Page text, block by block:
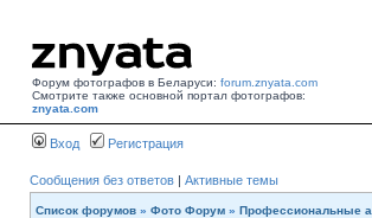
Форум фотографов в Беларуси: forum.znyata.com
Смотрите также основной портал фотографов:
znyata.com
Вход Регистрация
Сообщения без ответов | Активные темы
Список форумов » Фото Форум » Профессиональные